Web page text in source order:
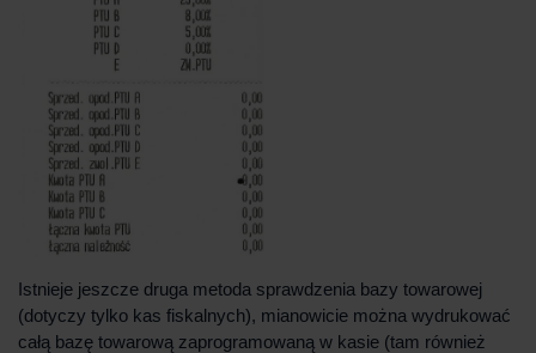
Istnieje jeszcze druga metoda sprawdzenia bazy towarowej
(dotyczy tylko kas fiskalnych), mianowicie można wydrukować
całą bazę towarową zaprogramowaną w kasie (tam również